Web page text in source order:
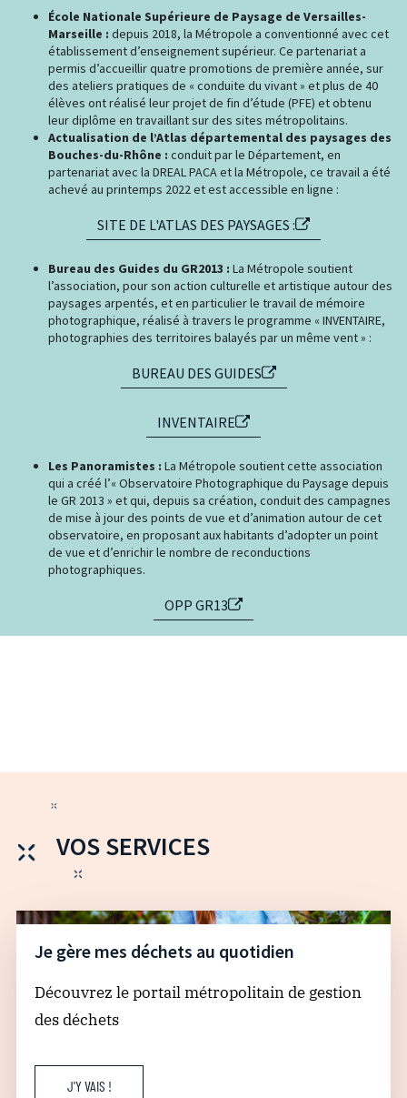
École Nationale Supérieure de Paysage de Versailles-
Marseille :depuis 2018, la Métropole a conventionné avec cet
établissement d’enseignement supérieur. Ce partenariat a
permis d’accueillir quatre promotions de première année, sur
des ateliers pratiques de « conduite du vivant » et plus de 40
élèves ont réalisé leur projet de fin d’étude (PFE) et obtenu
leur diplôme en travaillant sur des sites métropolitains.
Actualisation de l’Atlas départemental des paysages des
Bouches-du-Rhône :conduit par le Département, en
partenariat avec la DREAL PACA et la Métropole, ce travail a été
achevé au printemps 2022 et est accessible en ligne :
SITE DE L'ATLAS DES PAYSAGES :
Bureau des Guides du GR2013 : La Métropole soutient
l’association, pour son action culturelle et artistique autour des
paysages arpentés, et en particulier le travail de mémoire
photographique, réalisé à travers le programme « INVENTAIRE,
photographies des territoires balayés par un même vent » :
BUREAU DES GUIDES
INVENTAIRE
Les Panoramistes :La Métropole soutient cette association
qui a créé l’« Observatoire Photographique du Paysage depuis
le GR 2013 » et qui, depuis sa création, conduit des campagnes
de mise à jour des points de vue et d’animation autour de cet
observatoire, en proposant aux habitants d’adopter un point
de vue et d’enrichir le nombre de reconductions
photographiques.
OPP GR13
VOS SERVICES
Je gère mes déchets au quotidien
Découvrez le portail métropolitain de gestion
des déchets
J'Y VAIS !